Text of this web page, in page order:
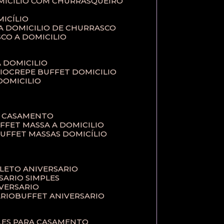
DOMICILIO DE CHURRASCO
A DOMICILIO
DOMICILIO
CREPE BUFFET DOMICILIO
CASAMENTO
MASSA A DOMICILIO
BUFFET MASSAS DOMICÍLIO
ANIVERSARIO
SIMPLES
BUFFET ANIVERSARIO
PARA CASAMENTO